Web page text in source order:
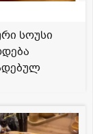
სოუსი